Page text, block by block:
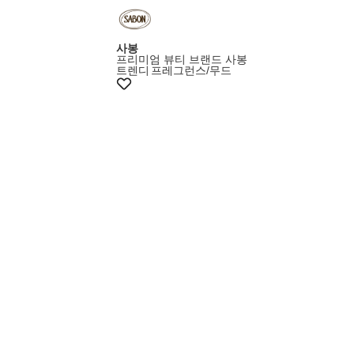
사봉
프리미엄 뷰티 브랜드 사봉
트렌디 프레그런스/무드